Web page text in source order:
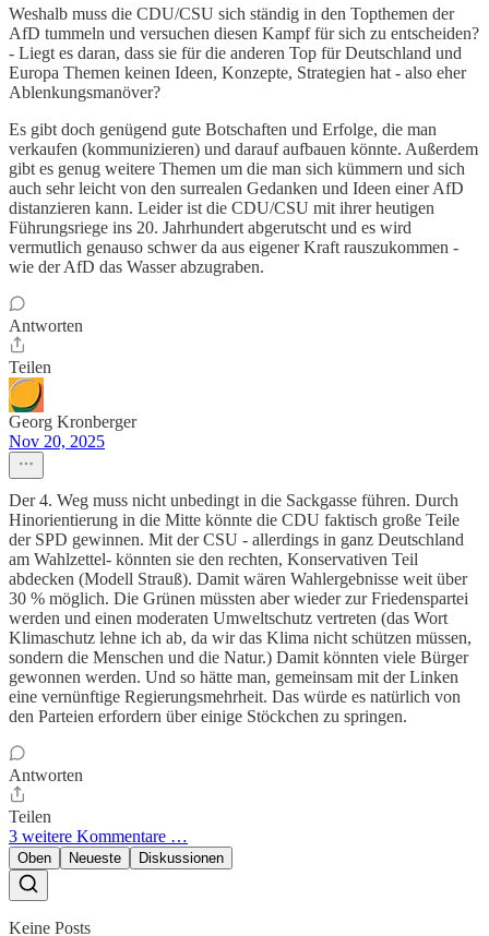
Weshalb muss die CDU/CSU sich ständig in den Topthemen der
AfD tummeln und versuchen diesen Kampf für sich zu entscheiden?
- Liegt es daran, dass sie für die anderen Top für Deutschland und
Europa Themen keinen Ideen, Konzepte, Strategien hat - also eher
Ablenkungsmanöver?
Es gibt doch genügend gute Botschaften und Erfolge, die man
verkaufen (kommunizieren) und darauf aufbauen könnte. Außerdem
gibt es genug weitere Themen um die man sich kümmern und sich
auch sehr leicht von den surrealen Gedanken und Ideen einer AfD
distanzieren kann. Leider ist die CDU/CSU mit ihrer heutigen
Führungsriege ins 20. Jahrhundert abgerutscht und es wird
vermutlich genauso schwer da aus eigener Kraft rauszukommen -
wie der AfD das Wasser abzugraben.
Antworten
Teilen
Georg Kronberger
Nov 20, 2025
Der 4. Weg muss nicht unbedingt in die Sackgasse führen. Durch
Hinorientierung in die Mitte könnte die CDU faktisch große Teile
der SPD gewinnen. Mit der CSU - allerdings in ganz Deutschland
am Wahlzettel- könnten sie den rechten, Konservativen Teil
abdecken (Modell Strauß). Damit wären Wahlergebnisse weit über
30 % möglich. Die Grünen müssten aber wieder zur Friedenspartei
werden und einen moderaten Umweltschutz vertreten (das Wort
Klimaschutz lehne ich ab, da wir das Klima nicht schützen müssen,
sondern die Menschen und die Natur.) Damit könnten viele Bürger
gewonnen werden. Und so hätte man, gemeinsam mit der Linken
eine vernünftige Regierungsmehrheit. Das würde es natürlich von
den Parteien erfordern über einige Stöckchen zu springen.
Antworten
Teilen
3 weitere Kommentare …
Oben Neueste Diskussionen
Keine Posts